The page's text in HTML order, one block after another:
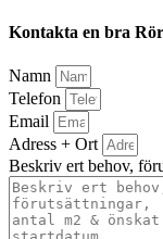
Kontakta en bra
Namn
Telefon
Email
Adress + Ort
Beskriv ert behov,